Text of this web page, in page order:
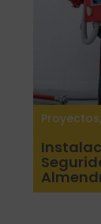
Proyectos,